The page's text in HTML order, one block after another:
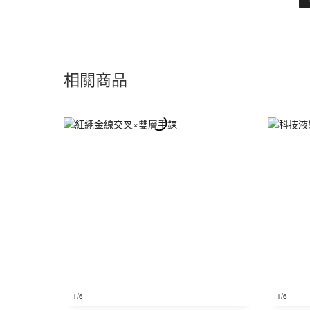
相關商品
1/6 1/6